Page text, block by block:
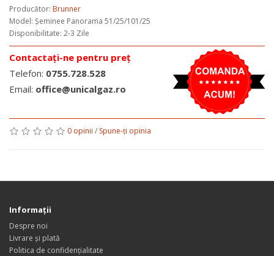
Producător: Brunner
Model: Șeminee Panorama 51/25/101/25
Disponibilitate: 2-3 Zile
Contactați-ne pentru preț
Telefon: 0755.728.528
Email: office@unicalgaz.ro
0 opinii / Spune-ţi opinia
Informaţii
Despre noi
Livrare și plată
Politica de confidențialitate